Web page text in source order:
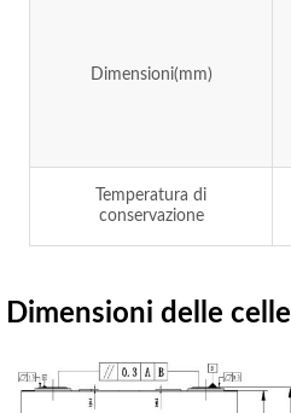
Dimensioni(mm)
Temperatura di
conservazione
Dimensioni delle celle